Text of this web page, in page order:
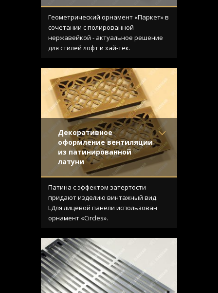
Материал- Нержавеющая
сталь
Отделка - Шлифованная
нержавейка
Узор- Паркет
Конструкция
Геометрический орнамент «Паркет» в
сочетании с полированной
нержавейкой - актуальное решение
для стилей лофт и хай-тек.
Декоративное
оформление вентиляции
из патинированной
латуни
Материал- Латунь
Отделка- Старение с
эффектом затёртости
Узор- Кольца
Конструкция- С отбортовкой
Патина с эффектом затертости
придают изделию винтажный вид.
LДля лицевой панели использован
орнамент «Circles».